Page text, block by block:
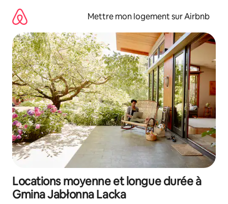
directement
contenu
Mettre mon logement sur Airbnb
Locations moyenne et longue durée à
Gmina Jabłonna Lacka